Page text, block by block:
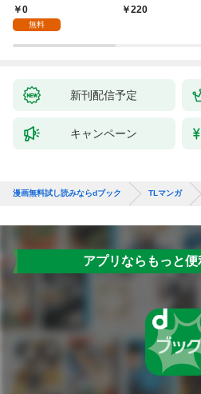
話0
無料
情で、健気で…絶
220
新刊配信予定
キャンペーン
漫画無料試し読みならdブック TLマンガ
アプリならもっと便